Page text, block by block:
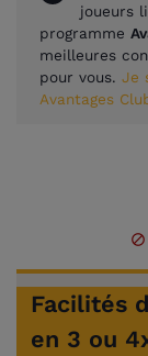
joueurs
programme
meilleures
pour vous. Je
Avantages

Facilités
en 3 ou